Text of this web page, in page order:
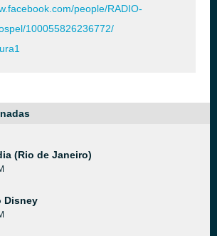
people/RADIO-
100055826236772/
(Rio de Janeiro)
Disney